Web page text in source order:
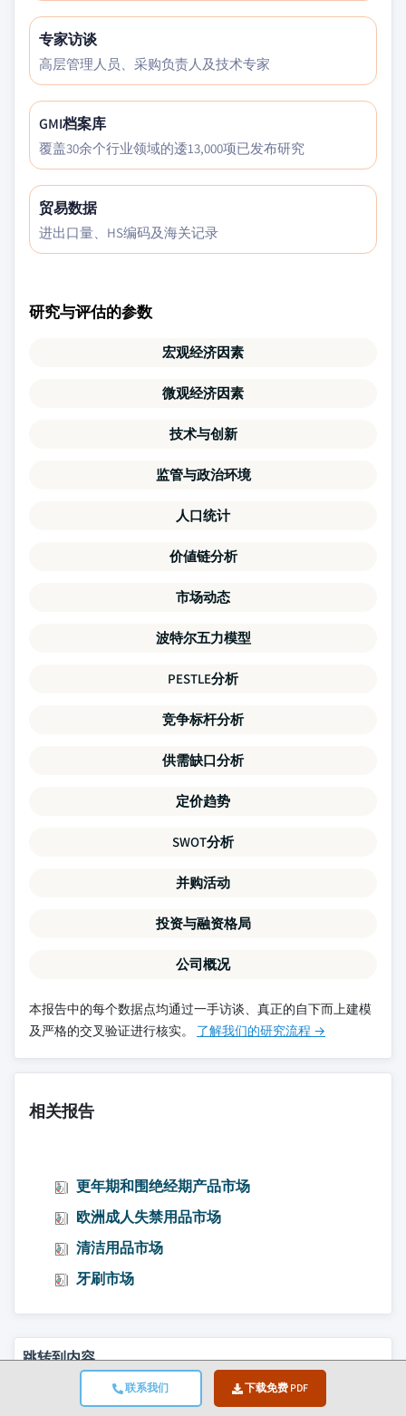
联系我们 下载免费 PDF
专家访谈
高层管理人员、采购负责人及技术专家
GMI档案库
覆盖30余个行业领域的逶13,000项已发布研究
贸易数据
进出口量、HS编码及海关记录
研究与评估的参数
宏观经济因素
微观经济因素
技术与创新
监管与政治环境
人口统计
价値链分析
市场动态
波特尔五力模型
PESTLE分析
竞争标杆分析
供需缺口分析
定价趋势
SWOT分析
并购活动
投资与融资格局
公司概况
本报告中的每个数据点均通过一手访谈、真正的自下而上建模
及严格的交叉验证进行核实。 了解我们的研究流程 →
相关报告
更年期和围绝经期产品市场
欧洲成人失禁用品市场
清洁用品市场
牙刷市场
跳转到内容
市场趋势